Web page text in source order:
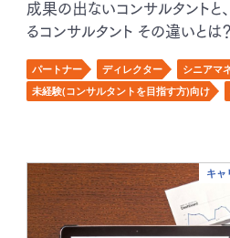
成果の出ないコンサルタントと
るコンサルタント その違いとは？
パートナー ディレクター シニアマ
未経験(コンサルタントを目指す方)向け
キャ